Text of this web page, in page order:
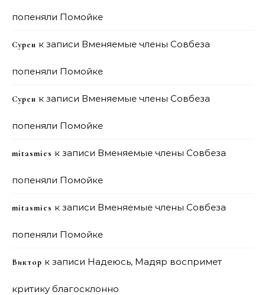
попеняли Помойке
Сурен к записи Вменяемые члены Совбеза
попеняли Помойке
Сурен к записи Вменяемые члены Совбеза
попеняли Помойке
mitasmies к записи Вменяемые члены Совбеза
попеняли Помойке
mitasmies к записи Вменяемые члены Совбеза
попеняли Помойке
Виктор к записи Надеюсь, Мадяр воспримет
критику благосклонно